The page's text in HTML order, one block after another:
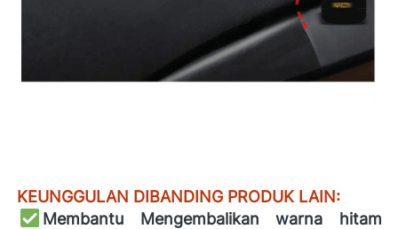
KEUNGGULAN DIBANDING PRODUK LAIN:
Membantu Mengembalikan warna hitam